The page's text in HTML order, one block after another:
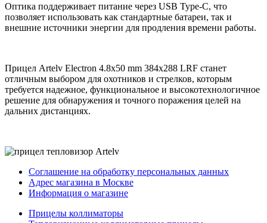
Оптика поддерживает питание через USB Type-C, что
позволяет использовать как стандартные батареи, так и
внешние источники энергии для продления времени работы.
Прицел Artelv Electron 4.8x50 mm 384x288 LRF станет
отличным выбором для охотников и стрелков, которым
требуется надежное, функциональное и высокотехнологичное
решение для обнаружения и точного поражения целей на
дальних дистанциях.
Соглашение на обработку персональных данных
Адрес магазина в Москве
Информация о магазине
Прицелы коллиматоры